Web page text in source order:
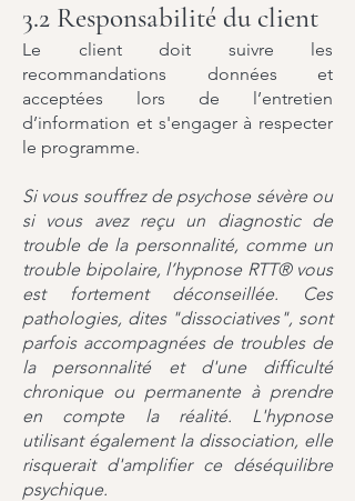
3.2 Responsabilité du client
Le client doit suivre les
recommandations données et
acceptées lors de l’entretien
d’information et s'engager à respecter
le programme.
Si vous souffrez de psychose sévère ou
si vous avez reçu un diagnostic de
trouble de la personnalité, comme un
trouble bipolaire, l’hypnose RTT® vous
est fortement déconseillée. Ces
pathologies, dites "dissociatives", sont
parfois accompagnées de troubles de
la personnalité et d'une difficulté
chronique ou permanente à prendre
en compte la réalité. L'hypnose
utilisant également la dissociation, elle
risquerait d'amplifier ce déséquilibre
psychique.